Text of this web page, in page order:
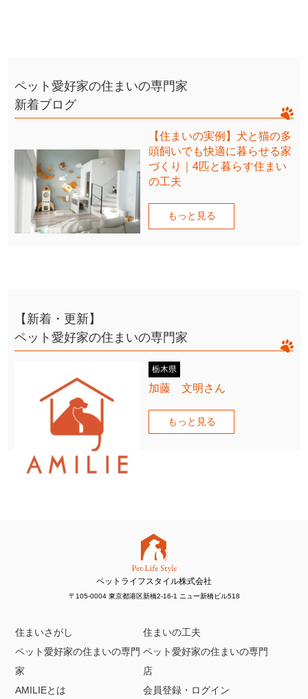
ペット愛好家の住まいの専門家
新着ブログ
【住まいの実例】犬と猫の多
頭飼いでも快適に暮らせる家
づくり｜4匹と暮らす住まい
の工夫
もっと見る
【新着・更新】
ペット愛好家の住まいの専門家
栃木県
加藤 文明さん
もっと見る
ペットライフスタイル株式会社
〒105-0004 東京都港区新橋2-16-1 ニュー新橋ビル518
住まいさがし
住まいの工夫
ペット愛好家の住まいの専門
家
ペット愛好家の住まいの専門
店
AMILIEとは
会員登録・ログイン